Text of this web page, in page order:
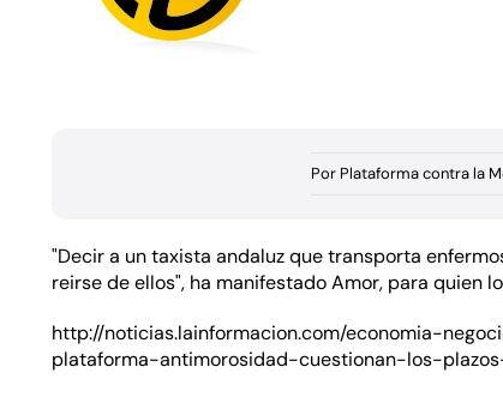
Por Plataforma contra la
"Decir a un taxista andaluz que transporta
reirse de ellos", ha manifestado Amor, para quien
http://noticias.lainformacion.com/economia-
plataforma-antimorosidad-cuestionan-los-